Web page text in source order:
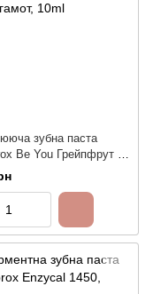
зубна паста
Be You Грейпфрут +
10ml